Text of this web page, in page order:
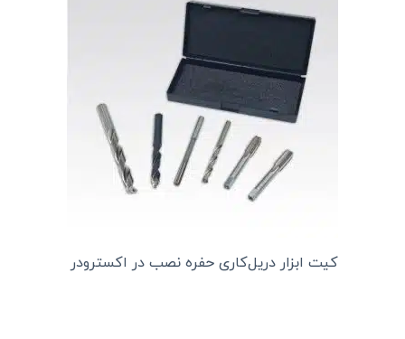
کیت ابزار دریل‌کاری حفره نصب در اکسترودر